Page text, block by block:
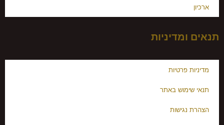
ארכיון
תנאים ומדיניות
מדיניות פרטיות
תנאי שימוש באתר
הצהרת נגישות